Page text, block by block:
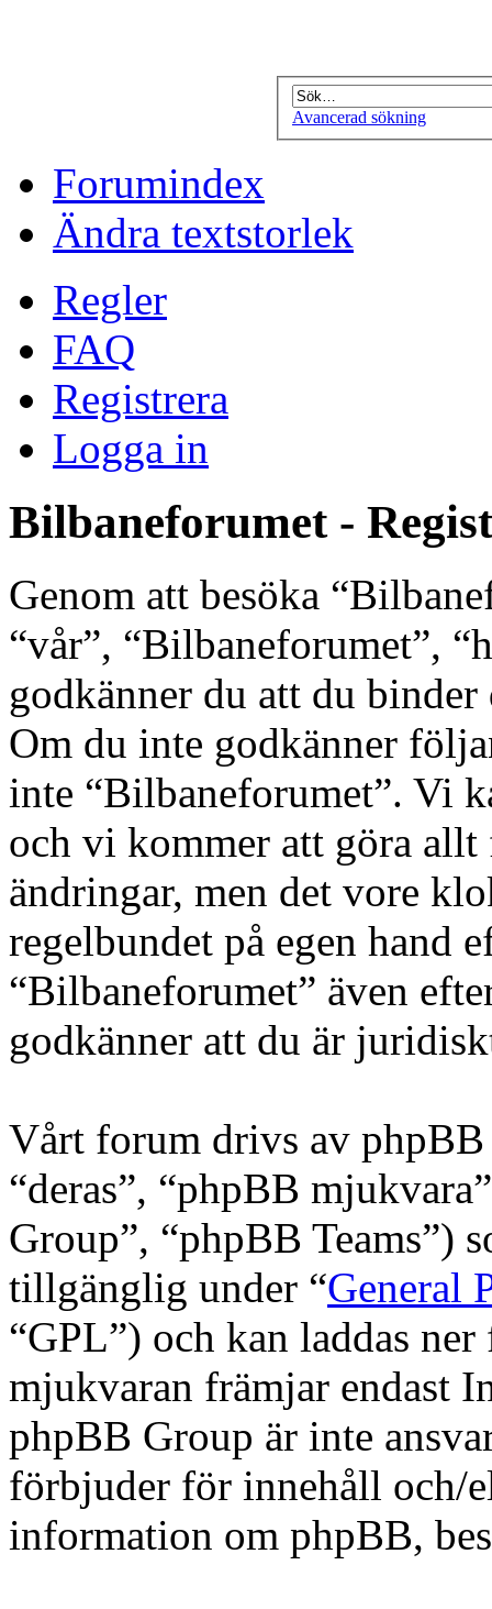
Avancerad sökning
Forumindex
Ändra textstorlek
Regler
FAQ
Registrera
Logga in
Bilbaneforumet -
Genom att besöka
“vår”, “Bilbaneforumet”,
godkänner du att du
Om du inte godkänner
inte “Bilbaneforumet”. Vi
och vi kommer att göra
ändringar, men det vore
regelbundet på egen hand
“Bilbaneforumet” även
godkänner att du är
Vårt forum drivs av phpBB
“deras”, “phpBB
Group”, “phpBB Teams”)
tillgänglig under “General
“GPL”) och kan laddas
mjukvaran främjar endast
phpBB Group är inte
förbjuder för innehåll och/
information om phpBB,